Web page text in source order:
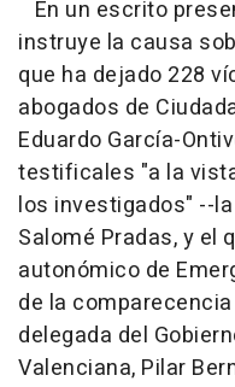
En un escrito
instruye la causa
que ha dejado 228
abogados de
Eduardo García-
testificales "a la
los investigados" --
Salomé Pradas, y el
autonómico de
de la
delegada del
Valenciana, Pilar